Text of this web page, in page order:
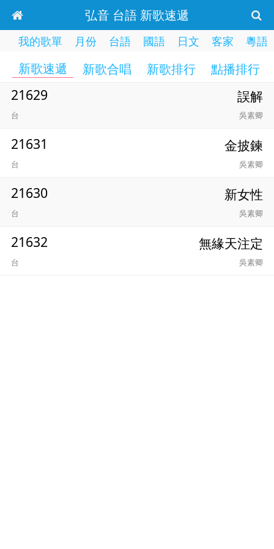
弘音 台語 新歌速遞
我的歌單 月份 台語 國語 日文 客家 粵語
新歌速遞 新歌合唱 新歌排行 點播排行
21629 誤解
台 吳素卿
21631 金披鍊
台 吳素卿
21630 新女性
台 吳素卿
21632 無緣天注定
台 吳素卿